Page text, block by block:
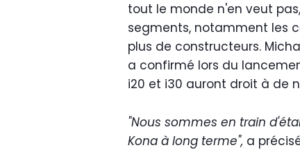
tout le monde n'en veut
segments, notamment les
plus de constructeurs.
a confirmé lors du
i20 et i30 auront droit à de
"Nous sommes en train
Kona à long terme", a